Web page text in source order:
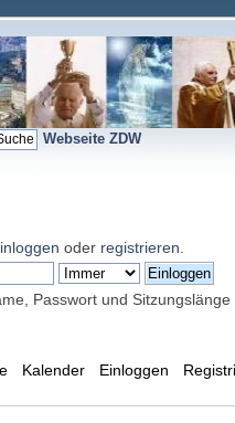
Webseite ZDW
oder registrieren
Passwort und Sitzungslänge
Kalender Einloggen